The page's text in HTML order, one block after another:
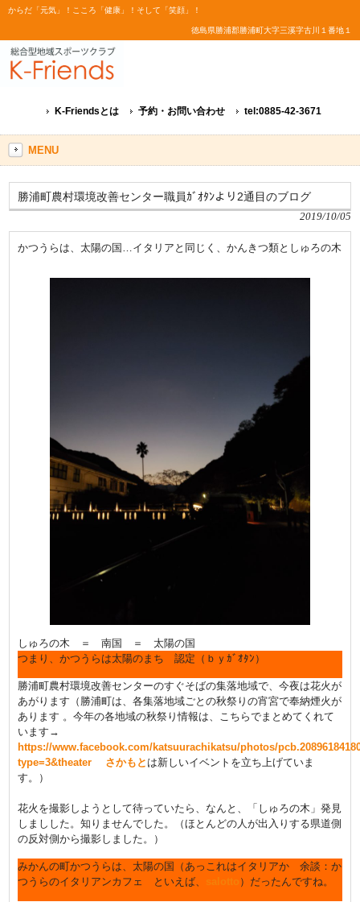
からだ「元気」！こころ「健康」！そして「笑顔」！
徳島県勝浦郡勝浦町大字三溪字古川１番地１
K-Friendsとは 予約・お問い合わせ tel:0885-42-3671
MENU
勝浦町農村環境改善センター職員ｶﾞｵﾀﾝより2通目のブログ
2019/10/05
かつうらは、太陽の国…イタリアと同じく、かんきつ類としゅろの木
しゅろの木 ＝ 南国 ＝ 太陽の国
つまり、かつうらは太陽のまち 認定（ｂｙｶﾞｵﾀﾝ）
勝浦町農村環境改善センターのすぐそばの集落地域で、今夜は花火が
あがります（勝浦町は、各集落地域ごとの秋祭りの宵宮で奉納煙火が
あります 。今年の各地域の秋祭り情報は、こちらでまとめてくれて
います→
https://www.facebook.com/katsuurachikatsu/photos/
type=3&theater
さかもと は新しいイベントを立ち上げていま
す。）
花火を撮影しようとして待っていたら、なんと、「しゅろの木」発見
しましした。知りませんでした。（ほとんどの人が出入りする県道側
の反対側から撮影しました。）
みかんの町かつうらは、太陽の国（あっこれはイタリアか 余談：か
つうらのイタリアンカフェ といえば、
）だったんですね。